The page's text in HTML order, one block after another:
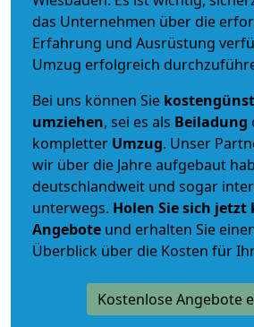
das Unternehmen über die
Erfahrung und Ausrüstung
Umzug erfolgreich
Bei uns können Sie
umziehen, sei es als Beiladung
kompletter Umzug. Unser
wir über die Jahre aufgebaut
deutschlandweit und sogar
unterwegs. Holen Sie sich jetzt
Angebote und erhalten Sie
Überblick über die Kosten für
Kostenlose Angebote